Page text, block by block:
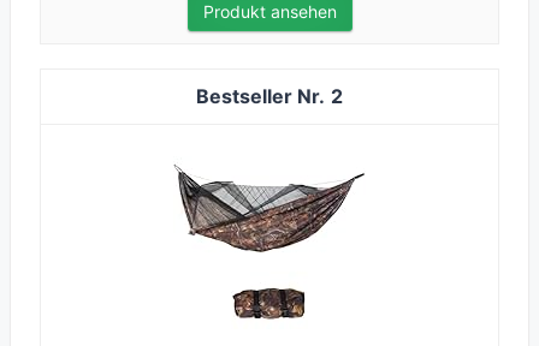
Produkt ansehen
2